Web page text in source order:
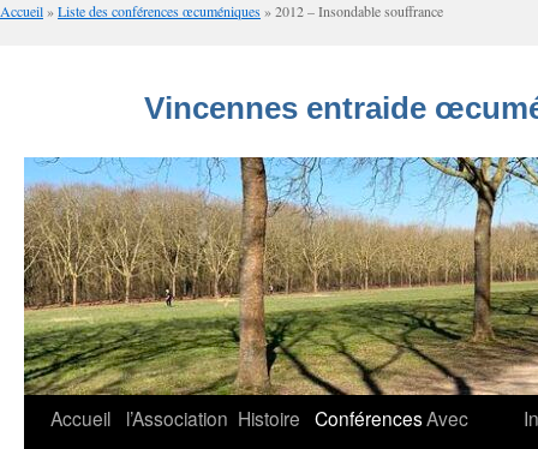
Accueil»Liste des conférences œcuméniques»2012 – Insondable souffrance
Vincennes entraide
Aller
Accueil l’Association Histoire ConférencesAvec